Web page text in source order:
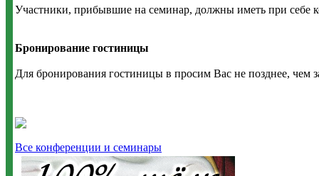
Участники, прибывшие на семинар, должны иметь при себе
Бронирование гостиницы
Для бронирования гостиницы в просим Вас не позднее, чем
Все конференции и семинары